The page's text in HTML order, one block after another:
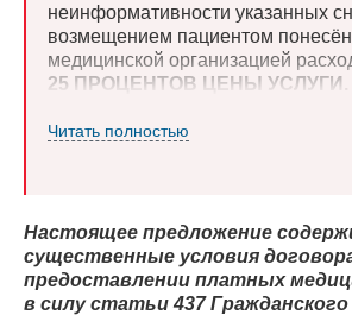
неинформативности указанных
возмещением пациентом
медицинской организацией
25 ПРОЦЕНТОВ ЦЕНЫ УСЛУГИ.
Читать полностью
Настоящее предложение
существенные условия
предоставлении платных
в силу статьи 437 Гражданского